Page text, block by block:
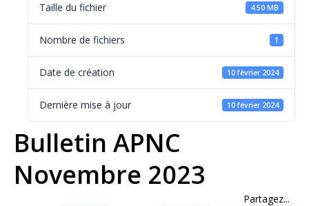
Taille du fichier 4.50 MB
Nombre de fichiers 1
Date de création 10 février 2024
Dernière mise à jour 10 février 2024
Bulletin APNC
Novembre 2023
Partagez...